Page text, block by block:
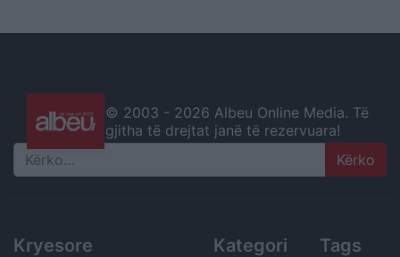
© 2003 - 2026 Albeu Online Media. Të
gjitha të drejtat janë të rezervuara!
Search
Kryesore Kategori Tags